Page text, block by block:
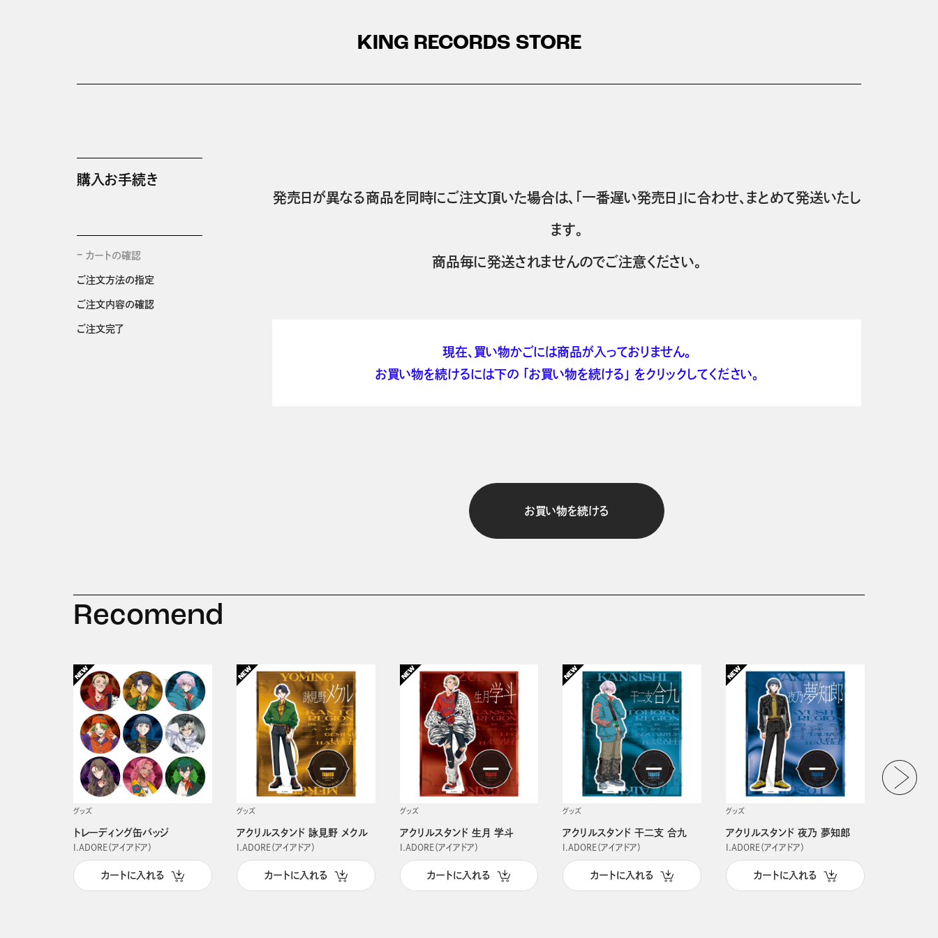
KING RECORDS STORE
購入お手続き
カートの確認
ご注文方法の指定
ご注文内容の確認
ご注文完了
発売日が異なる商品を同時にご注文頂いた場合は、「一番遅い発売日」に合わせ、まとめて発送いたし
ます。
商品毎に発送されませんのでご注意ください。
現在、買い物かごには商品が入っておりません。
お買い物を続けるには下の 「お買い物を続ける」 をクリックしてください。
お買い物を続ける
Recomend
グッズ
トレーディング缶バッジ
I.ADORE（アイアドア）
カートに入れる
グッズ
アクリルスタンド 詠見野 メクル
I.ADORE（アイアドア）
カートに入れる
グッズ
アクリルスタンド 生月 学斗
I.ADORE（アイアドア）
カートに入れる
グッズ
アクリルスタンド 干二支 合九
I.ADORE（アイアドア）
カートに入れる
グッズ
アクリルスタンド 夜乃 夢知郎
I.ADORE（アイアドア）
カートに入れる